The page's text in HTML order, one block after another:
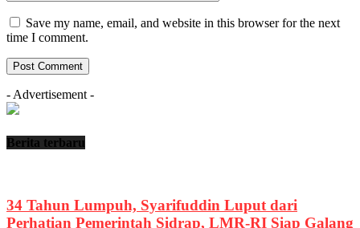
Save my name, email, and website in this browser for the next
time I comment.
- Advertisement -
Berita terbaru
34 Tahun Lumpuh, Syarifuddin Luput dari
Perhatian Pemerintah Sidrap, LMR-RI Siap Galang